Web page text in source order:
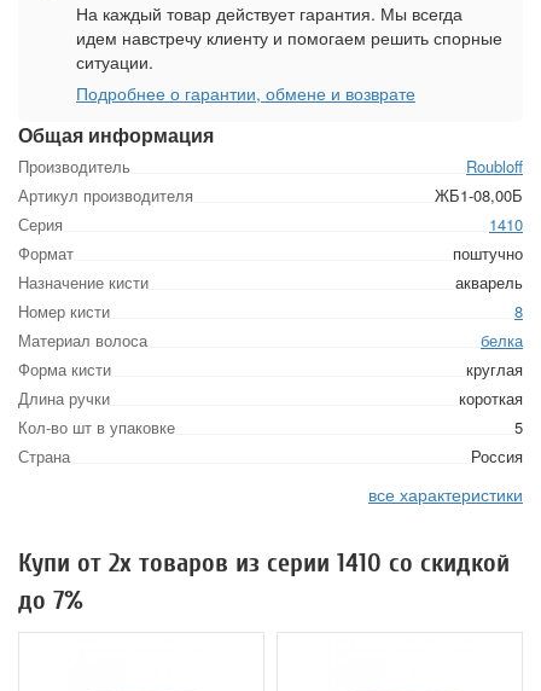
Общая информация
Производитель
Roubloff
Артикул производителя
ЖБ1-08,00Б
Серия
1410
Формат
поштучно
Назначение кисти
акварель
Номер кисти
8
Материал волоса
белка
Форма кисти
круглая
Длина ручки
короткая
Кол-во шт в упаковке
5
Страна
Россия
все характеристики
На каждый товар действует гарантия. Мы всегда
идем навстречу клиенту и помогаем решить спорные
ситуации.
Подробнее о гарантии, обмене и возврате
Купи от 2х товаров из серии 1410 со скидкой
до 7%